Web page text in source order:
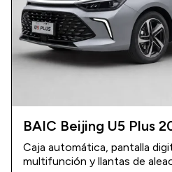
2026 0 km
USD 26.800
BAIC Beijing U5 Plus
Caja automática, pantalla
multifunción y llantas de